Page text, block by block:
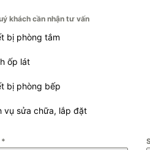
khách cần nhận tư vấn
bị phòng tắm
ốp lát
bị phòng bếp
vụ sửa chữa, lắp đặt
*
chế va đập và loại bỏ tiếng ồn
INAX AC-1035/CW-
két nước)